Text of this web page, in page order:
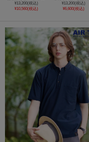
¥13,200(税込)
¥10,560(税込)
¥13,200(税込)
¥6,600(税込)